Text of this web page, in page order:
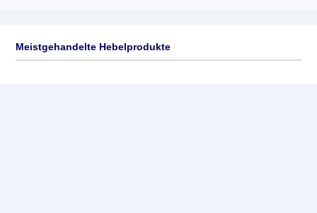
Meistgehandelte Hebelprodukte